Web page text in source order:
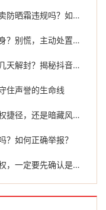
规吗？如何有效举报？
，主动处置才是正解
台的处罚机制及处理过程。
住声誉的生命线
，还是暗藏风险？
？如何正确举报？
确认是否真的侵权吗？